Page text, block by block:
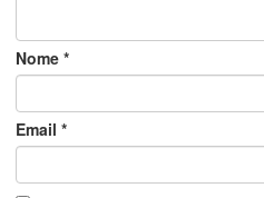
Nome *
Email *